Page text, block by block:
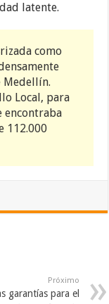
latente.
como
Medellín.
Local, para
encontraba
112.000
Próximo
garantías para el